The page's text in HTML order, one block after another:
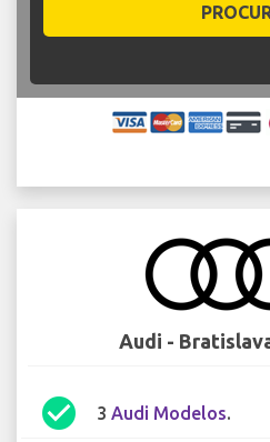
Audi -
check_circle 3 Audi Modelos.